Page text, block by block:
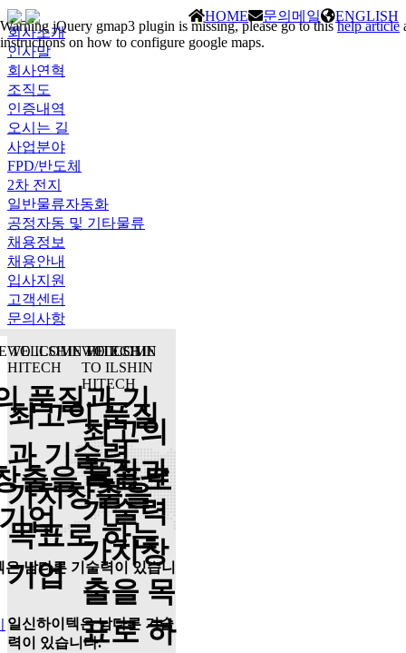
HOME 문의메일
ENGLISH
회사소개
인사말
회사연혁
조직도
인증내역
오시는 길
사업분야
FPD/반도체
2차 전지
일반물류자동화
공정자동 및 기타물류
채용정보
채용안내
입사지원
고객센터
문의사항
WELCOME TO ILSHIN
HITECH
최고의 품질
과 기술력
가치창출을
목표로 하는
기업
일신하이텍 은 남다른 기술
력이 있습니다.
WELCOME
TO ILSHIN
HITECH
최고의
품질과
기술력
가치창
출을 목
표로 하
TO ILSHIN HITECH
품질과 기
출을 목표로
업
은 남다른 기술력이 있습니
Warning jQuery gmap3 plugin is missing, please go to thishelp article
instructions on how to configure google maps.